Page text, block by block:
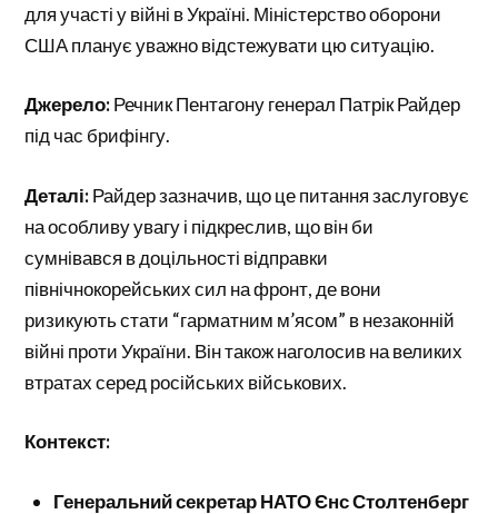
для участі у війні в Україні. Міністерство оборони
США планує уважно відстежувати цю ситуацію.
Джерело:Речник Пентагону генерал Патрік Райдер
під час брифінгу.
Деталі:Райдер зазначив, що це питання заслуговує
на особливу увагу і підкреслив, що він би
сумнівався в доцільності відправки
північнокорейських сил на фронт, де вони
ризикують стати “гарматним м’ясом” в незаконній
війні проти України. Він також наголосив на великих
втратах серед російських військових.
Контекст:
Генеральний секретар НАТО Єнс Столтенберг